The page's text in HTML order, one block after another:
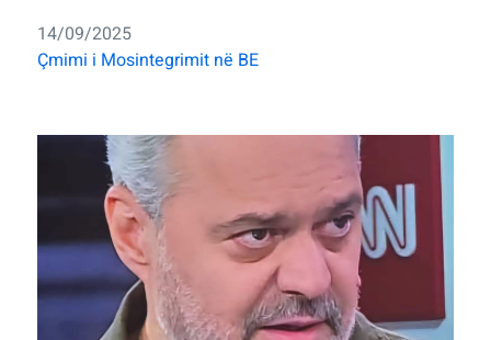
14/09/2025
Çmimi i Mosintegrimit në BE